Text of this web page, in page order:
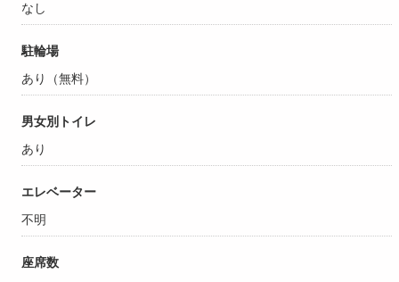
なし
駐輪場
あり（無料）
男女別トイレ
あり
エレベーター
不明
座席数